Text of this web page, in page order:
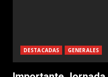
DESTACADAS GENERALES